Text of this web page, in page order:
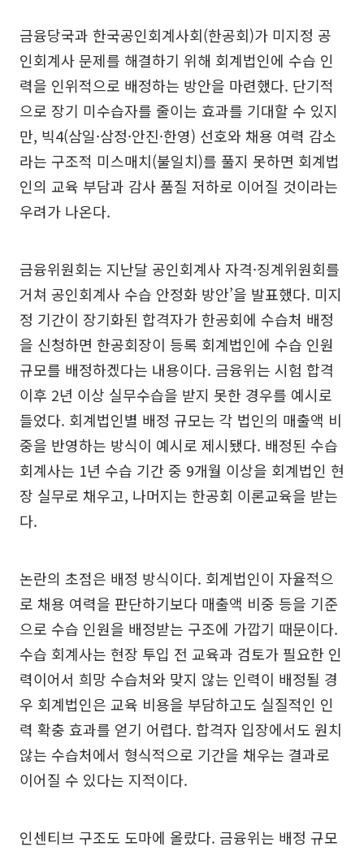
금융당국과 한국공인회계사회(한공회)가 미지정 공
인회계사 문제를 해결하기 위해 회계법인에 수습 인
력을 인위적으로 배정하는 방안을 마련했다. 단기적
으로 장기 미수습자를 줄이는 효과를 기대할 수 있지
만, 빅4(삼일·삼정·안진·한영) 선호와 채용 여력 감소
라는 구조적 미스매치(불일치)를 풀지 못하면 회계법
인의 교육 부담과 감사 품질 저하로 이어질 것이라는
우려가 나온다.
금융위원회는 지난달 공인회계사 자격·징계위원회를
거쳐 공인회계사 수습 안정화 방안’을 발표했다. 미지
정 기간이 장기화된 합격자가 한공회에 수습처 배정
을 신청하면 한공회장이 등록 회계법인에 수습 인원
규모를 배정하겠다는 내용이다. 금융위는 시험 합격
이후 2년 이상 실무수습을 받지 못한 경우를 예시로
들었다. 회계법인별 배정 규모는 각 법인의 매출액 비
중을 반영하는 방식이 예시로 제시됐다. 배정된 수습
회계사는 1년 수습 기간 중 9개월 이상을 회계법인 현
장 실무로 채우고, 나머지는 한공회 이론교육을 받는
다.
논란의 초점은 배정 방식이다. 회계법인이 자율적으
로 채용 여력을 판단하기보다 매출액 비중 등을 기준
으로 수습 인원을 배정받는 구조에 가깝기 때문이다.
수습 회계사는 현장 투입 전 교육과 검토가 필요한 인
력이어서 희망 수습처와 맞지 않는 인력이 배정될 경
우 회계법인은 교육 비용을 부담하고도 실질적인 인
력 확충 효과를 얻기 어렵다. 합격자 입장에서도 원치
않는 수습처에서 형식적으로 기간을 채우는 결과로
이어질 수 있다는 지적이다.
인센티브 구조도 도마에 올랐다. 금융위는 배정 규모